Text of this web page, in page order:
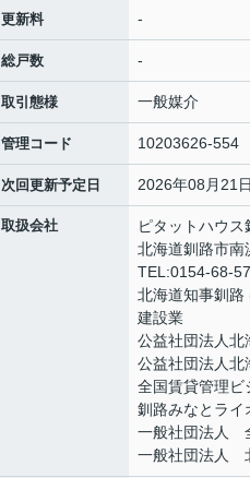
更新料 -
総戸数 -
取引態様 一般媒介
管理コード 10203626-554
次回更新予定日 2026年08月21日
取扱会社
ピタットハウス
北海道釧路市南
TEL:0154-68-
北海道知事釧
建設業
公益社団法人北
公益社団法人北
全国賃貸管理ビ
釧路みなとラ
一般社団法人
一般社団法人